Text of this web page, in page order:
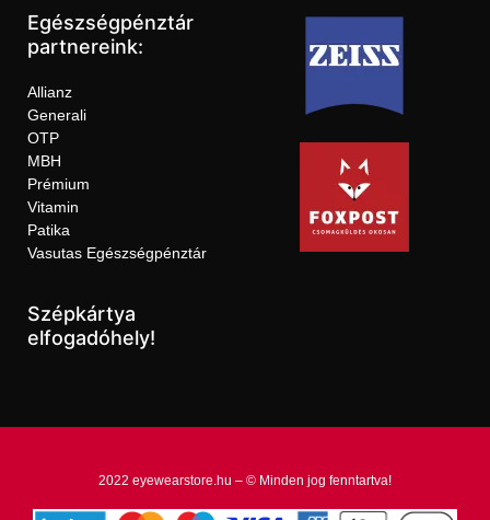
Egészségpénztár
partnereink:
Allianz
Generali
OTP
MBH
Prémium
Vitamin
Patika
Vasutas Egészségpénztár
Szépkártya
elfogadóhely!
2022 eyewearstore.hu – © Minden jog fenntartva!